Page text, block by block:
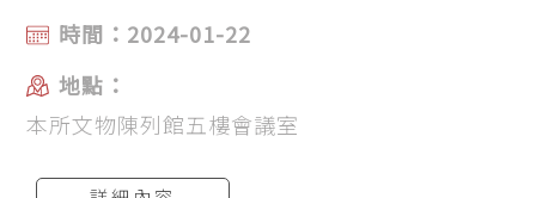
時間：2024-01-22
地點：
本所文物陳列館五樓會議室